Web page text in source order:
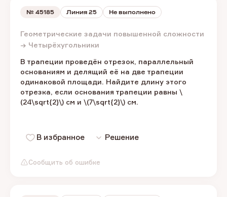
№ 45185 Линия 25 Не выполнено
Сообщить об ошибке
Геометрические задачи повышенной сложности
→ Четырёхугольники
В трапеции проведён отрезок, параллельный
основаниям и делящий её на две трапеции
одинаковой площади. Найдите длину этого
отрезка, если основания трапеции равны \
(24\sqrt{2}\) см и \(7\sqrt{2}\) см.
В избранное Решение